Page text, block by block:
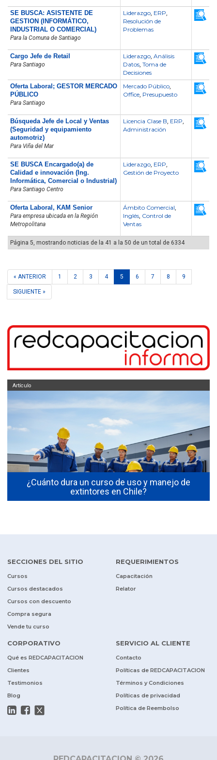
SE BUSCA: ASISTENTE DE
GESTION (INFORMÁTICO,
INDUSTRIAL O COMERCIAL)
Para la Comuna de Santiago
Liderazgo, ERP,
Resolución de
Problemas
Cargo Jefe de Retail
Para Santiago
Liderazgo, Análisis
Datos, Toma de
Decisiones
Oferta Laboral; GESTOR MERCADO
PÚBLICO
Para Santiago
Mercado Público,
Office, Presupuesto
Búsqueda Jefe de Local y Ventas
(Seguridad y equipamiento
automotriz)
Para Viña del Mar
Licencia Clase B, ERP,
Administración
SE BUSCA Encargado(a) de
Calidad e innovación (Ing.
Informática, Comercial o Industrial)
Para Santiago Centro
Liderazgo, ERP,
Gestión de Proyecto
Oferta Laboral, KAM Senior
Para empresa ubicada en la Región
Metropolitana
Ámbito Comercial,
Inglés, Control de
Ventas
Página 5, mostrando noticias de la 41 a la 50 de un total de 6334
« ANTERIOR 1 2 3 4 5 6 7 8 9
SIGUIENTE »
¿Cuánto dura un curso de uso y manejo de
extintores en Chile?
Artículo
SECCIONES DEL SITIO
Cursos
Cursos destacados
Cursos con descuento
Compra segura
Vende tu curso
REQUERIMIENTOS
Capacitación
Relator
CORPORATIVO
Qué es REDCAPACITACION
Clientes
Testimonios
Blog
SERVICIO AL CLIENTE
Contacto
Políticas de REDCAPACITACION
Términos y Condiciones
Políticas de privacidad
Política de Reembolso